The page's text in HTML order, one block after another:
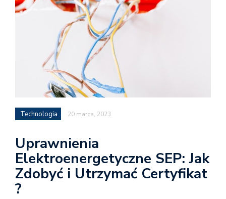
Technologia 20 marca, 2023
Uprawnienia
Elektroenergetyczne SEP: Jak
Zdobyć i Utrzymać Certyfikat
?